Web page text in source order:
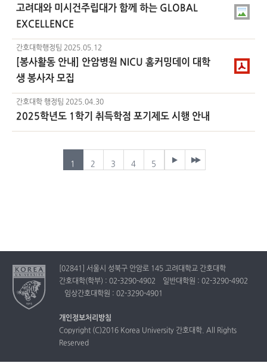
고려대와 미시건주립대가 함께 하는 GLOBAL
EXCELLENCE
간호대학행정팀 2025.05.12
[봉사활동 안내] 안암병원 NICU 홈커밍데이 대학
생 봉사자 모집
간호대학 행정팀 2025.04.30
2025학년도 1학기 취득학점 포기제도 시행 안내
1 2 3 4 5
[02841] 서울시 성북구 안암로 145 고려대학교 간호대학
간호대학(학부) : 02-3290-4902 일반대학원 : 02-3290-4902
임상간호대학원 : 02-3290-4901
개인정보처리방침
Copyright (C)2016 Korea University 간호대학. All Rights
Reserved